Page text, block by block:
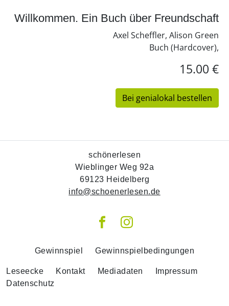
Willkommen. Ein Buch über Freundschaft
Axel Scheffler, Alison Green
Buch (Hardcover),
15.00 €
Bei genialokal bestellen
schönerlesen
Wieblinger Weg 92a
69123 Heidelberg
info@schoenerlesen.de
Gewinnspiel Gewinnspielbedingungen
Leseecke Kontakt Mediadaten
Impressum
Datenschutz